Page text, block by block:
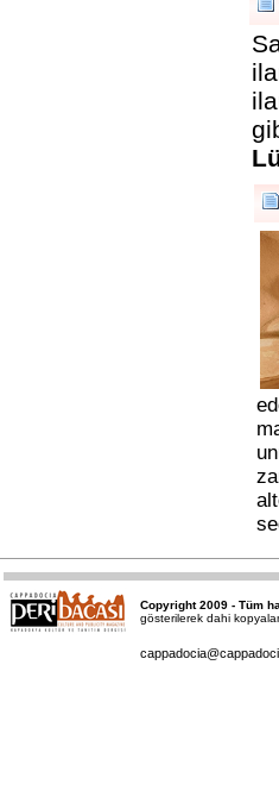
Copyright 2009 - Tüm
gösterilerek dahi